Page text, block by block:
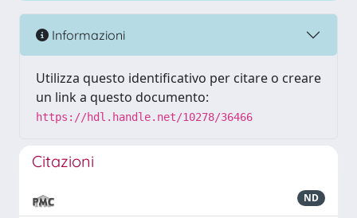
Informazioni
Utilizza questo identificativo per citare o creare
un link a questo documento:
https://hdl.handle.net/10278/36466
Citazioni
ND